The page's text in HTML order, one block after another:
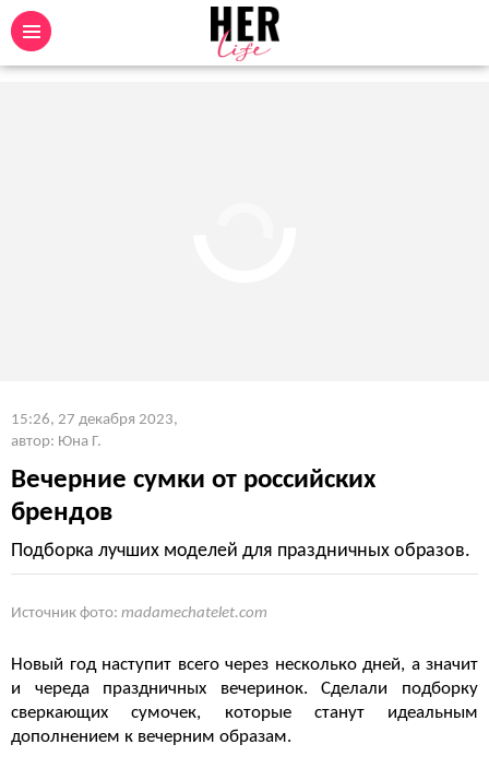
15:26, 27 декабря 2023,
автор: Юна Г.
Вечерние сумки от российских
брендов
Подборка лучших моделей для праздничных образов.
Источник фото: madamechatelet.com
Новый год наступит всего через несколько дней, а значит
и череда праздничных вечеринок. Сделали подборку
сверкающих сумочек, которые станут идеальным
дополнением к вечерним образам.